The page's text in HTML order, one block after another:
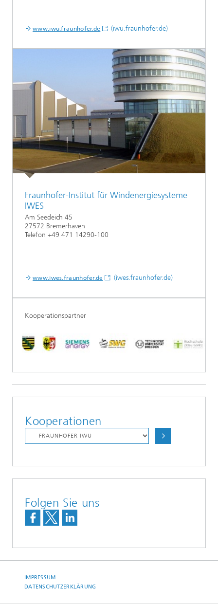
www.iwu.fraunhofer.de (iwu.fraunhofer.de)
Fraunhofer-Institut für Windenergiesysteme
IWES
Am Seedeich 45
27572 Bremerhaven
Telefon +49 471 14290-100
www.iwes.fraunhofer.de (iwes.fraunhofer.de)
Kooperationspartner
Kooperationen
Folgen Sie uns
IMPRESSUM
DATENSCHUTZERKLÄRUNG